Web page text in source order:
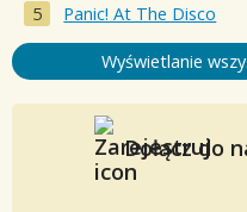
Panic! At The Disco
Wyświetlanie
Dołącz do